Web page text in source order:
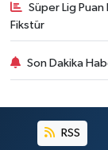
Süper Lig Puan
Fikstür
Son Dakika
RSS